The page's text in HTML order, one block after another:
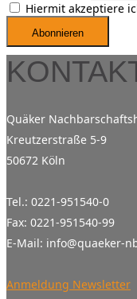
Hiermit akzeptiere
Quäker
Kreutzerstraße 5-9
50672 Köln
Tel.: 0221-951540-0
Fax: 0221-951540-99
E-Mail: info@quaeker-
Anmeldung Newsletter